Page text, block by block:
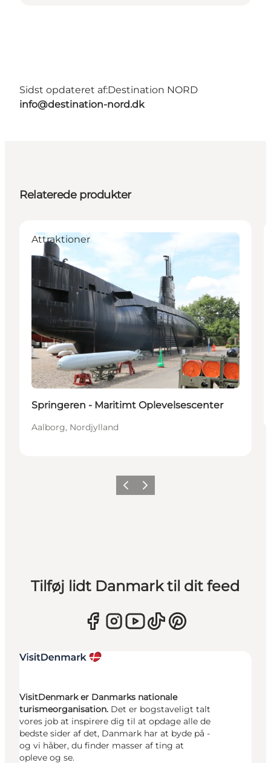
Sidst opdateret af:Destination NORD
info@destination-nord.dk
Relaterede produkter
Attraktioner
Springeren - Maritimt Oplevelsescenter
Aalborg, Nordjylland
ForrigeNæste
Tilføj lidt Danmark til dit feed
VisitDenmark er Danmarks nationale
turismeorganisation. Det er bogstaveligt talt
vores job at inspirere dig til at opdage alle de
bedste sider af det, Danmark har at byde på -
og vi håber, du finder masser af ting at
opleve og se.